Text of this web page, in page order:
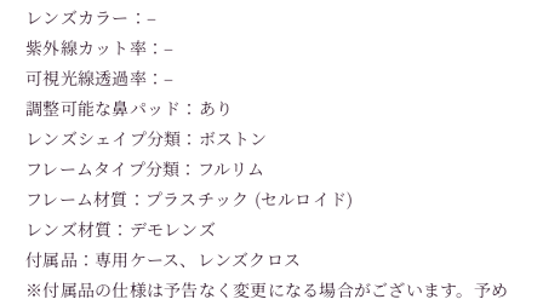
レンズカラー：–
紫外線カット率：–
可視光線透過率：–
調整可能な鼻パッド：あり
レンズシェイプ分類：ボストン
フレームタイプ分類：フルリム
フレーム材質：プラスチック (セルロイド)
レンズ材質：デモレンズ
付属品：専用ケース、レンズクロス
※付属品の仕様は予告なく変更になる場合がございます。予め